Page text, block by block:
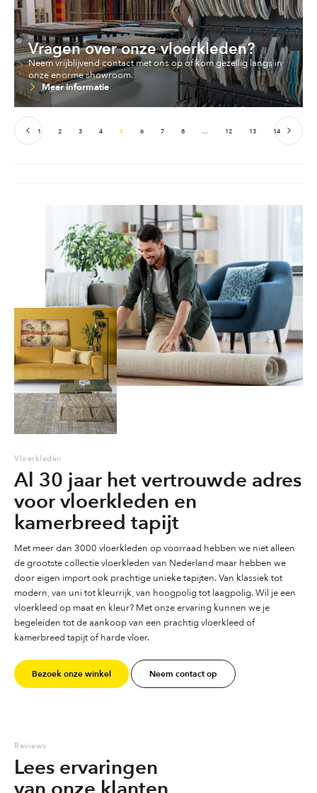
Vragen over onze vloerkleden?
Neem vrijblijvend contact met ons op of kom gezellig langs in
onze enorme showroom.
Meer informatie
meerdere
variaties.
Deze
optie
kan
gekozen
worden
de
productpagina
meerdere
variaties.
Deze
optie
kan
gekozen
worden
de
1 2 3 4 5 6 7 8 … 12 13 14
Vloerkleden
Al 30 jaar het vertrouwde adres
voor vloerkleden en
kamerbreed tapijt
Met meer dan 3000 vloerkleden op voorraad hebben we niet alleen
de grootste collectie vloerkleden van Nederland maar hebben we
door eigen import ook prachtige unieke tapijten. Van klassiek tot
modern, van uni tot kleurrijk, van hoogpolig tot laagpolig. Wil je een
vloerkleed op maat en kleur? Met onze ervaring kunnen we je
begeleiden tot de aankoop van een prachtig vloerkleed of
kamerbreed tapijt of harde vloer.
Bezoek onze winkel Neem contact op
Reviews
Lees ervaringen